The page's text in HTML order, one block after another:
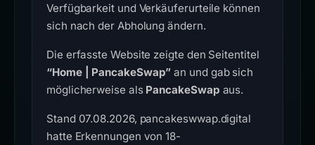
Verfügbarkeit und Verkäuferurteile können
sich nach der Abholung ändern.
Die erfasste Website zeigte den Seitentitel
“Home | PancakeSwap” an und gab sich
möglicherweise als PancakeSwap aus.
Stand 07.08.2026, pancakeswwap.digital
hatte Erkennungen von 18-